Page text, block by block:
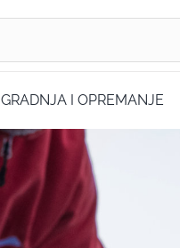
GRADNJA I OPREMANJE